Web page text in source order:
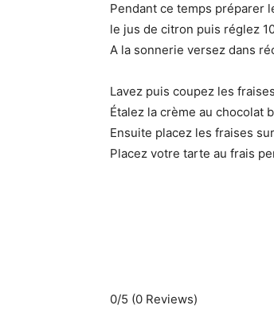
Pendant ce temps préparer
le jus de citron puis réglez
A la sonnerie versez dans
Lavez puis coupez les
Étalez la crème au chocolat
Ensuite placez les fraises
Placez votre tarte au frais
0/5 (0 Reviews)